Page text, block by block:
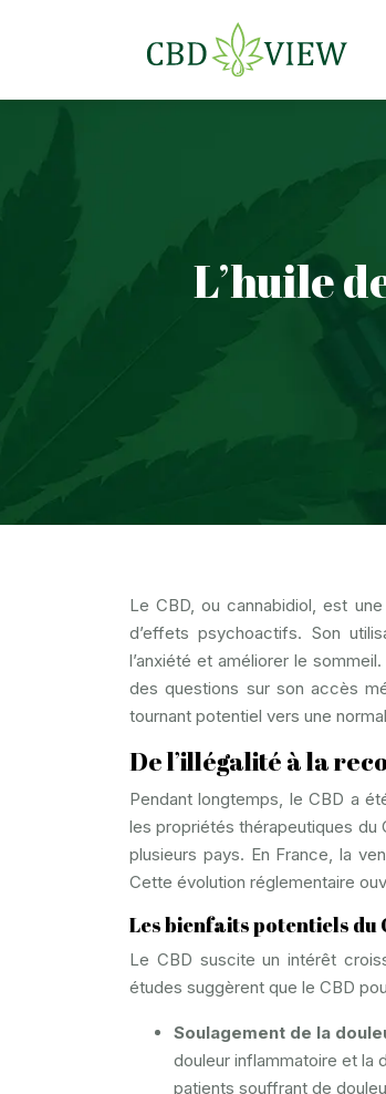
L’huile
Le CBD, ou cannabidiol, est
d’effets psychoactifs. Son
l’anxiété et améliorer le
des questions sur son accès
tournant potentiel vers une
De l’illégalité à la
Pendant longtemps, le CBD a
les propriétés thérapeutiques du
plusieurs pays. En France, la
Cette évolution réglementaire
Les bienfaits potentiels du
Le CBD suscite un intérêt
études suggèrent que le CBD
Soulagement de la
douleur inflammatoire et la
patients souffrant de